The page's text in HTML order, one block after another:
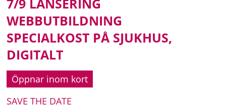
7/9 LANSERING
WEBBUTBILDNING
SPECIALKOST PÅ SJUKHUS,
DIGITALT
Öppnar inom kort
SAVE THE DATE